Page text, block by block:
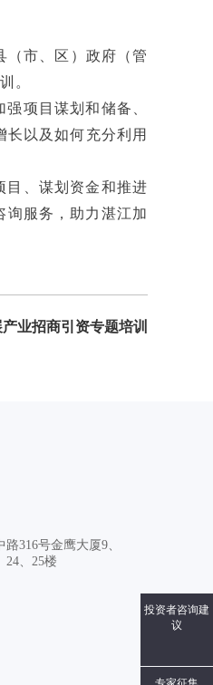
市、区）政府（管
。
项目谋划和储备、
以及如何充分利用
、谋划资金和推进
服务，助力湛江加
业招商引资专题培训
316号金鹰大厦9、
24、25楼
投资者咨询建
议